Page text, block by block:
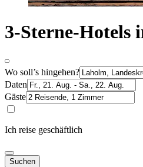
3-Sterne-Hotels
Wo soll’s hingehen?
Daten
Gäste
Ich reise geschäftlich
Suchen